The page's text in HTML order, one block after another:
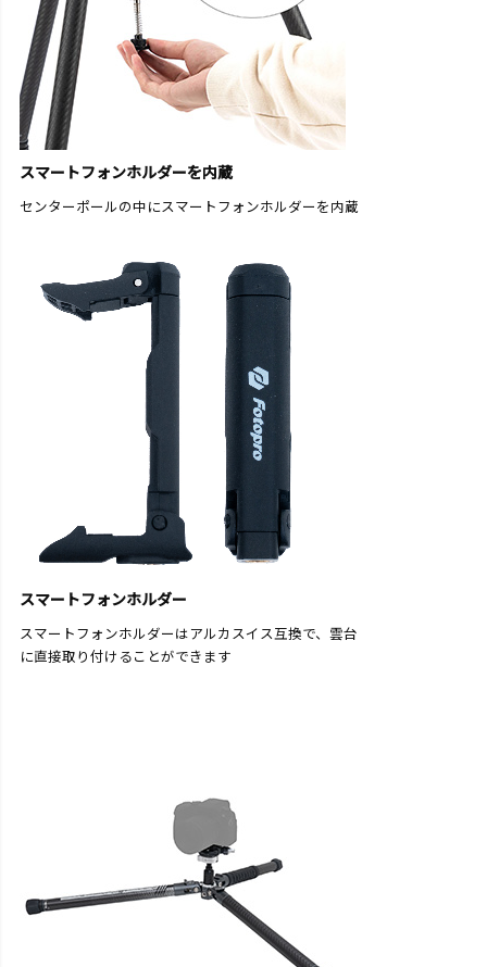
スマートフォンホルダーを内蔵
センターポールの中にスマートフォンホルダーを内蔵
スマートフォンホルダー
スマートフォンホルダーはアルカスイス互換で、雲台
に直接取り付けることができます